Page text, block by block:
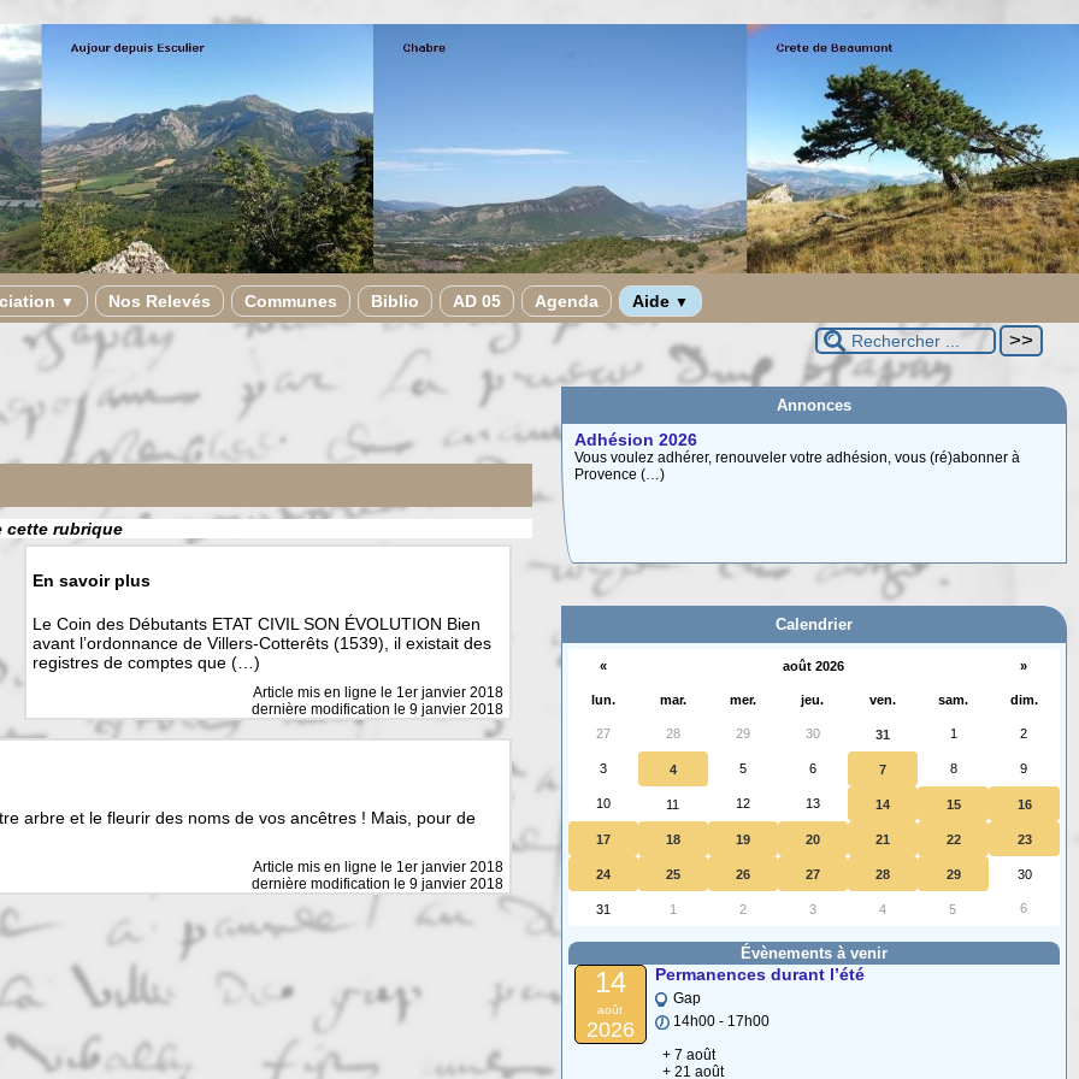
▼ Nos Relevés Communes Biblio AD 05 Agenda Aide ▼
cette rubrique
En savoir plus
Le Coin des Débutants ETAT CIVIL SON ÉVOLUTION Bien
avant l’ordonnance de Villers-Cotterêts (1539), il existait des
registres de comptes que (…)
Article mis en ligne le 1er janvier 2018
dernière modification le 9 janvier 2018
arbre et le fleurir des noms de vos ancêtres ! Mais, pour de
Article mis en ligne le 1er janvier 2018
dernière modification le 9 janvier 2018
Annonces
Adhésion 2026
Vous voulez adhérer, renouveler votre adhésion, vous (ré)abonner à
Provence (…)
Carte interactive des Hautes-Alpes
La carte interactive ci-dessous permet de situer facilement une commune
des (…)
Calendrier
« août 2026 »
lun. mar. mer. jeu. ven. sam. dim.
27 28 29 30 31 1 2
3 4 5 6 7 8 9
10 11 12 13 14 15 16
17 18 19 20 21 22 23
24 25 26 27 28 29 30
31 1 2 3 4 5 6
Évènements à venir
14
août
2026
Permanences durant l’été
Gap
14h00 - 17h00
+ 7 août
+ 21 août